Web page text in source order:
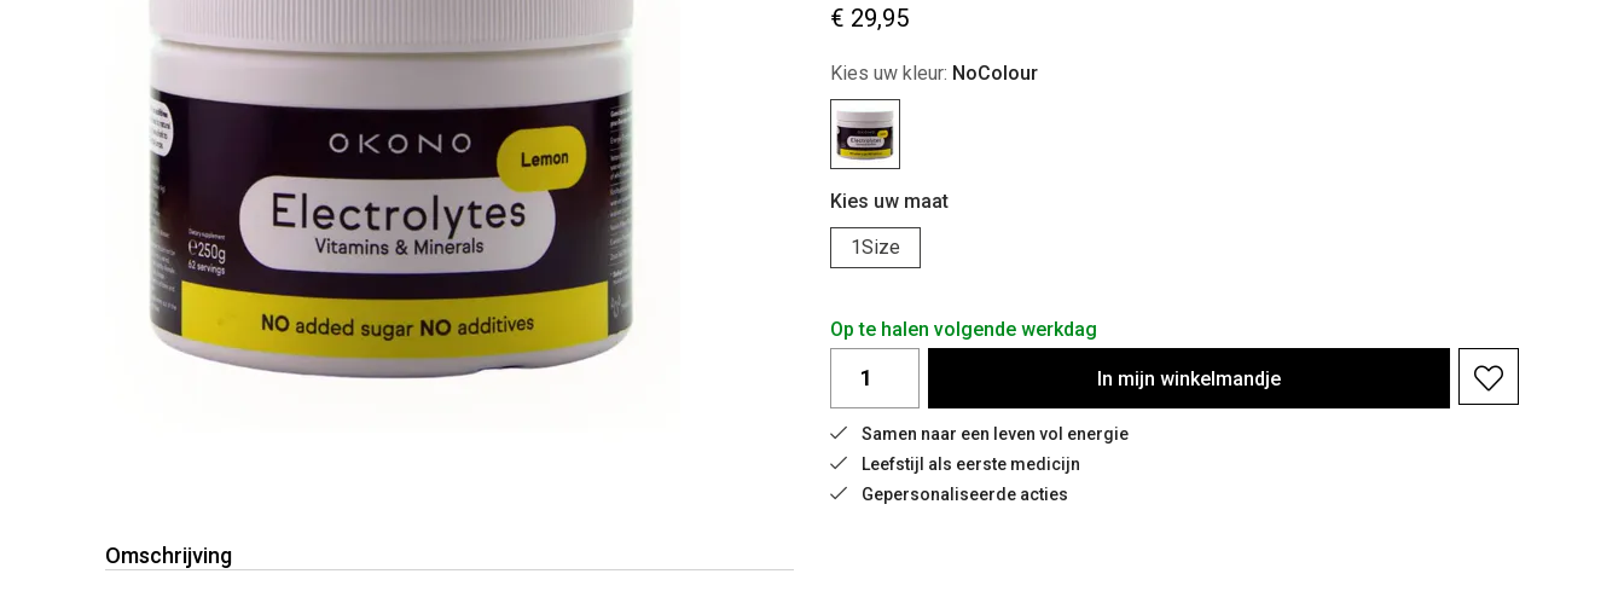
€ 29,95
Kies uw kleur: NoColour
Kies uw maat
1Size
Op te halen volgende werkdag
In mijn winkelmandje
Samen naar een leven vol energie
Leefstijl als eerste medicijn
Gepersonaliseerde acties
Omschrijving